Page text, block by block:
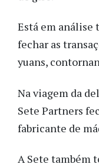
Está em análise
fechar as
yuans,
Na viagem da
Sete Partners
fabricante de
A Sete também